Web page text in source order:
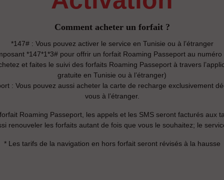
Comment acheter un forfait ?
*147# : Vous pouvez activer le service en Tunisie ou à l’étranger
*147*1*3# pour offrir un forfait Roaming Passeport au
et faites le suivi des forfaits Roaming Passeport à travers
gratuite en Tunisie ou à l’étranger)
: Vous pouvez aussi acheter la carte de recharge exclusivement
vous à l’étranger.
Roaming Passeport, les appels et les SMS seront facturés aux
renouveler les forfaits autant de fois que vous le souhaitez; le
* Les tarifs de la navigation en hors forfait seront révisés à la hausse